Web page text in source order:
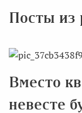
Посты из
Вместо
невесте